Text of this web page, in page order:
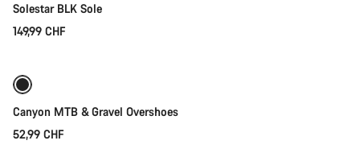
Solestar BLK Sole
149,99 CHF
Canyon MTB & Gravel Overshoes
52,99 CHF